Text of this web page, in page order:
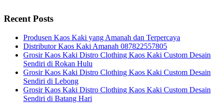
Recent Posts
Produsen Kaos Kaki yang Amanah dan Terpercaya
Distributor Kaos Kaki Amanah 087822557805
Grosir Kaos Kaki Distro Clothing Kaos Kaki Custom Desain
Sendiri di Rokan Hulu
Grosir Kaos Kaki Distro Clothing Kaos Kaki Custom Desain
Sendiri di Lebong
Grosir Kaos Kaki Distro Clothing Kaos Kaki Custom Desain
Sendiri di Batang Hari